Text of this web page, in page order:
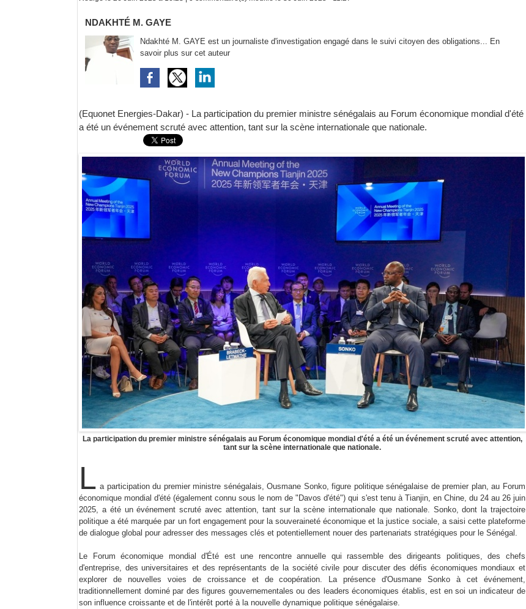
NDAKHTÉ M. GAYE
Ndakhté M. GAYE est un journaliste d'investigation engagé dans le suivi citoyen des obligations... En
savoir plus sur cet auteur
(Equonet Energies-Dakar) - La participation du premier ministre sénégalais au Forum économique mondial d'été
a été un événement scruté avec attention, tant sur la scène internationale que nationale.
La participation du premier ministre sénégalais au Forum économique mondial d'été a été un événement scruté avec attention,
tant sur la scène internationale que nationale.
L a participation du premier ministre sénégalais, Ousmane Sonko, figure politique sénégalaise de premier plan, au Forum
économique mondial d'été (également connu sous le nom de "Davos d'été") qui s'est tenu à Tianjin, en Chine, du 24 au 26 juin
2025, a été un événement scruté avec attention, tant sur la scène internationale que nationale. Sonko, dont la trajectoire
politique a été marquée par un fort engagement pour la souveraineté économique et la justice sociale, a saisi cette plateforme
de dialogue global pour adresser des messages clés et potentiellement nouer des partenariats stratégiques pour le Sénégal.
Le Forum économique mondial d'Été est une rencontre annuelle qui rassemble des dirigeants politiques, des chefs
d'entreprise, des universitaires et des représentants de la société civile pour discuter des défis économiques mondiaux et
explorer de nouvelles voies de croissance et de coopération. La présence d'Ousmane Sonko à cet événement,
traditionnellement dominé par des figures gouvernementales ou des leaders économiques établis, est en soi un indicateur de
son influence croissante et de l'intérêt porté à la nouvelle dynamique politique sénégalaise.